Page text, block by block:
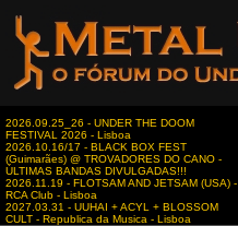
2026.09.25_26 - UNDER THE DOOM
FESTIVAL 2026 - Lisboa
2026.10.16/17 - BLACK BOX FEST
(Guimarães) @ TROVADORES DO CANO -
ÚLTIMAS BANDAS DIVULGADAS!!!
2026.11.19 - FLOTSAM AND JETSAM (USA) -
RCA Club - Lisboa
2027.03.31 - UUHAI + ACYL + BLOSSOM
CULT - Republica da Musica - Lisboa